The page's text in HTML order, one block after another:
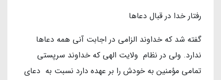
رفتار خدا در قبال دعاها
گفته شد که خداوند الزامی در اجابت آنی همه دعاها
ندارد. ولی در نظام ولایت الهی که خداوند سرپستی
تمامی مؤمنین به خودش را بر عهده دارد نسبت به دعای